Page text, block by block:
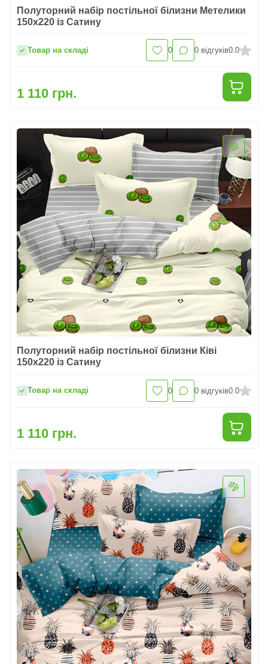
Полуторний набір постільної білизни Метелики
150x220 із Сатину
Товар на складі 0 0 відгуків0.0
1 110 грн.
Полуторний набір постільної білизни Ківі
150x220 із Сатину
Товар на складі 0 0 відгуків0.0
1 110 грн.